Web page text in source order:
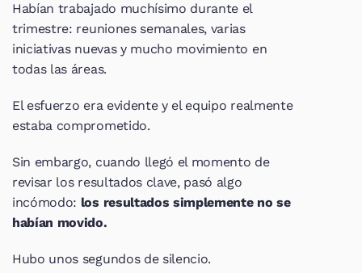
Habían trabajado muchísimo durante el
trimestre: reuniones semanales, varias
iniciativas nuevas y mucho movimiento en
todas las áreas.
El esfuerzo era evidente y el equipo realmente
estaba comprometido.
Sin embargo, cuando llegó el momento de
revisar los resultados clave, pasó algo
incómodo: los resultados simplemente no se
habían movido.
Hubo unos segundos de silencio.